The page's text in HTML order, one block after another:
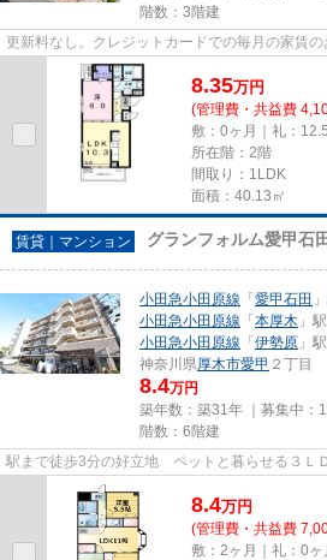
階数：3階建
更新料なし。クレジットカードでの毎月の家賃の
8.35万円
(管理費・共益費
敷：0ヶ月｜礼：
所在階：2階
間取り：1LDK
面積：40.13㎡
賃貸｜マンション グランフォルム愛甲石田
小田急小田原線 「愛甲石田
小田急小田原線 「本厚木 」
小田急小田原線 「伊勢原 」
神奈川県厚木市愛甲 ２丁目
8.4万円
築年数：築31年 ｜募集中：
階数：6階建
駅まで徒歩3分の好立地 ペットと暮らせる３Ｌ
8.4万円
(管理費・共益費
敷：2ヶ月｜礼：0ヶ